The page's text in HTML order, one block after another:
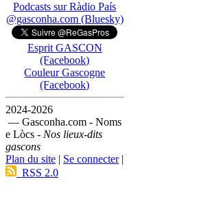
Podcasts sur Ràdio País
@gasconha.com (Bluesky)
Esprit GASCON
(Facebook)
Couleur Gascogne
(Facebook)
2024-2026
— Gasconha.com - Noms
e Lòcs - Nos lieux-dits
gascons
Plan du site | Se connecter|
RSS 2.0